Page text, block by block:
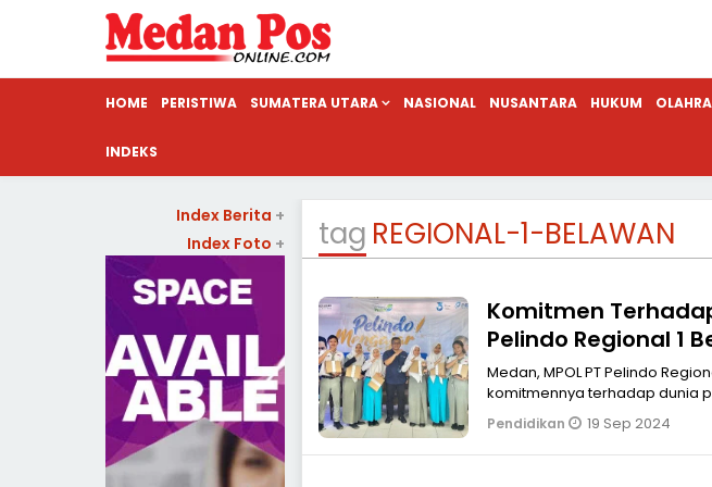
HOME PERISTIWA SUMATERA UTARA NASIONAL NUSANTARA HUKUM
INDEKS
tag REGIONAL-1-BELAWAN
Komitmen
Pelindo Regional 1
SMK Negeri 13
Medan, MPOL PT Pelindo Regional 1 Belawan kembali menunjukkan
komitmennya terhadap dunia
Mengajar. Seba
Pendidikan 19 Sep 2024
Index Berita +
Index Foto +